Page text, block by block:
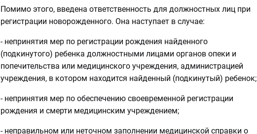
Помимо этого, введена ответственность для должностных лиц при
регистрации новорожденного. Она наступает в случае:
- непринятия мер по регистрации рождения найденного
(подкинутого) ребенка должностными лицами органов опеки и
попечительства или медицинского учреждения, администрацией
учреждения, в котором находится найденный (подкинутый) ребенок;
- непринятия мер по обеспечению своевременной регистрации
рождения и смерти медицинским учреждением;
- неправильном или неточном заполнении медицинской справки о